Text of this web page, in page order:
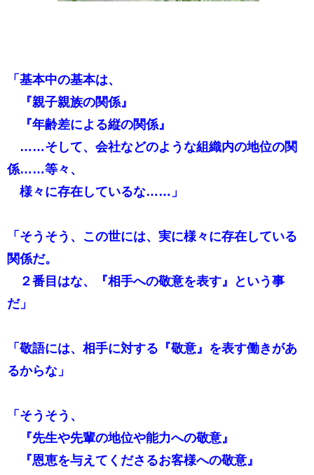
「基本中の基本は、
『親子親族の関係』
『年齢差による縦の関係』
……そして、会社などのような組織内の地位の関
係……等々、
様々に存在しているな……」
「そうそう、この世には、実に様々に存在している
関係だ。
２番目はな、『相手への敬意を表す』という事
だ」
「敬語には、相手に対する『敬意』を表す働きがあ
るからな」
「そうそう、
『先生や先輩の地位や能力への敬意』
『恩恵を与えてくださるお客様への敬意』